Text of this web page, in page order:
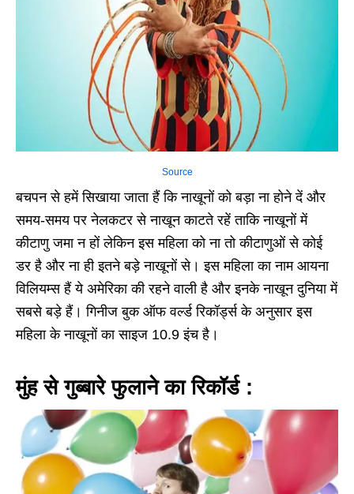
Source
बचपन से हमें सिखाया जाता हैं कि नाखूनों को बड़ा ना होने दें और
समय-समय पर नेलकटर से नाखून काटते रहें ताकि नाखूनों में
कीटाणु जमा न हों लेकिन इस महिला को ना तो कीटाणुओं से कोई
डर है और ना ही इतने बड़े नाखूनों से। इस महिला का नाम आयना
विलियम्स हैं ये अमेरिका की रहने वाली है और इनके नाखून दुनिया में
सबसे बड़े हैं। गिनीज बुक ऑफ वर्ल्ड रिकॉर्ड्स के अनुसार इस
महिला के नाखूनों का साइज 10.9 इंच है।
मुंह से गुब्बारे फुलाने का रिकॉर्ड :